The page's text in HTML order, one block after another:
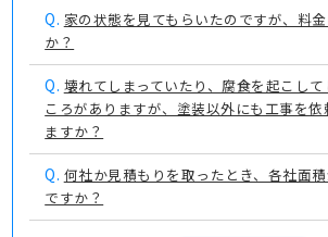
Q. 家の状態を見てもらいたのですが、料
か？
Q. 壊れてしまっていたり、腐食を起こし
ころがありますが、塗装以外にも工事を依
ますか？
Q. 何社か見積もりを取ったとき、各社面
ですか？